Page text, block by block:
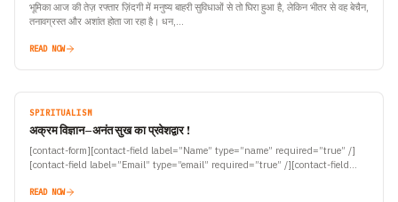
भूमिका आज की तेज़ रफ्तार ज़िंदगी में मनुष्य बाहरी सुविधाओं से तो घिरा हुआ है, लेकिन भीतर से वह बेचैन,
तनावग्रस्त और अशांत होता जा रहा है। धन,…
READ NOW
SPIRITUALISM
अक्रम विज्ञान–अनंत सुख का प्रवेशद्वार !
[contact-form][contact-field label=”Name” type=”name” required=”true” /]
[contact-field label=”Email” type=”email” required=”true” /][contact-field
/][/contact-form] [contact-form][contact-field label=”Name” type=”name”
READ NOW